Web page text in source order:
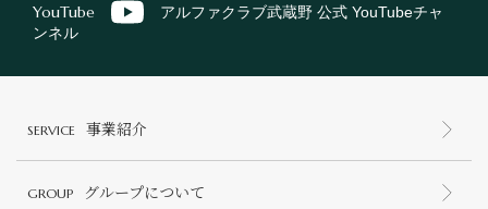
YouTube
アルファクラブ武蔵野 公式 YouTubeチャ
ンネル
SERVICE 事業紹介
GROUP グループについて